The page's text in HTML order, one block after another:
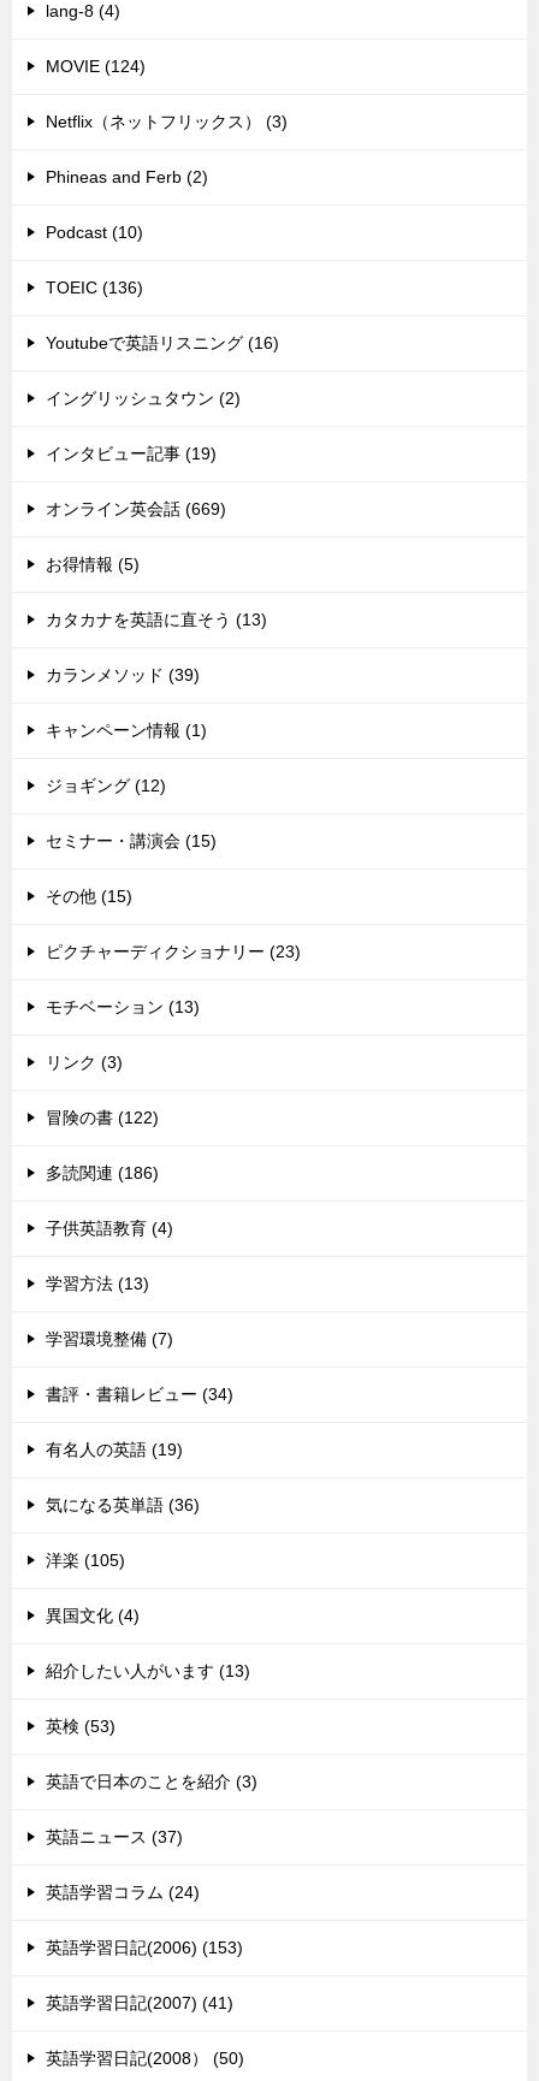
lang-8 (4)
MOVIE (124)
Netflix（ネットフリックス） (3)
Phineas and Ferb (2)
Podcast (10)
TOEIC (136)
Youtubeで英語リスニング (16)
イングリッシュタウン (2)
インタビュー記事 (19)
オンライン英会話 (669)
お得情報 (5)
カタカナを英語に直そう (13)
カランメソッド (39)
キャンペーン情報 (1)
ジョギング (12)
セミナー・講演会 (15)
その他 (15)
ピクチャーディクショナリー (23)
モチベーション (13)
リンク (3)
冒険の書 (122)
多読関連 (186)
子供英語教育 (4)
学習方法 (13)
学習環境整備 (7)
書評・書籍レビュー (34)
有名人の英語 (19)
気になる英単語 (36)
洋楽 (105)
異国文化 (4)
紹介したい人がいます (13)
英検 (53)
英語で日本のことを紹介 (3)
英語ニュース (37)
英語学習コラム (24)
英語学習日記(2006) (153)
英語学習日記(2007) (41)
英語学習日記(2008） (50)